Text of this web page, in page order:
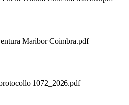
Maribor Coimbra.pdf
1072_2026.pdf